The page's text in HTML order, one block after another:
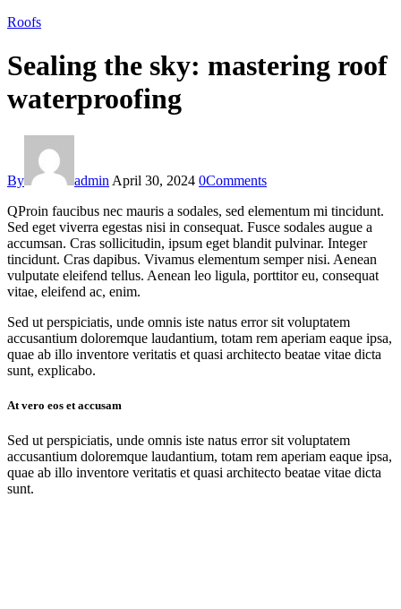
Roofs
Sealing the sky: mastering roof
waterproofing
By admin April 30, 2024 0Comments
QProin faucibus nec mauris a sodales, sed elementum mi tincidunt.
Sed eget viverra egestas nisi in consequat. Fusce sodales augue a
accumsan. Cras sollicitudin, ipsum eget blandit pulvinar. Integer
tincidunt. Cras dapibus. Vivamus elementum semper nisi. Aenean
vulputate eleifend tellus. Aenean leo ligula, porttitor eu, consequat
vitae, eleifend ac, enim.
Sed ut perspiciatis, unde omnis iste natus error sit voluptatem
accusantium doloremque laudantium, totam rem aperiam eaque ipsa,
quae ab illo inventore veritatis et quasi architecto beatae vitae dicta
sunt, explicabo.
At vero eos et accusam
Sed ut perspiciatis, unde omnis iste natus error sit voluptatem
accusantium doloremque laudantium, totam rem aperiam eaque ipsa,
quae ab illo inventore veritatis et quasi architecto beatae vitae dicta
sunt.